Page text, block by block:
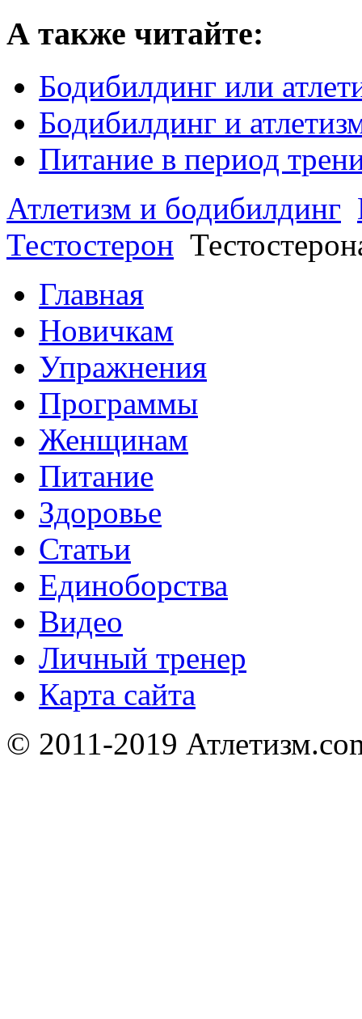
А также читайте:
Бодибилдинг или
Бодибилдинг и
Питание в период
Атлетизм и бодибилдинг
Тестостерон
Главная
Новичкам
Упражнения
Программы
Женщинам
Питание
Здоровье
Статьи
Единоборства
Видео
Личный тренер
Карта сайта
© 2011-2019